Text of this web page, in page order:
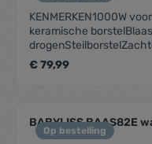
KENMERKEN1000W
keramische
Plasma Technologie
indicatielampje2
€ 79,99
Op bestelling
BABYLISS BAAS82E